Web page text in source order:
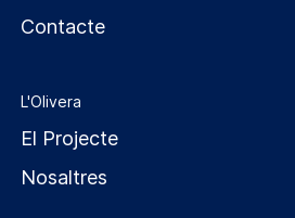
Contacte
L'Olivera
El Projecte
Nosaltres